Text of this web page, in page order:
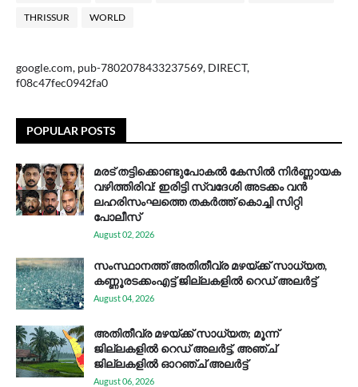
THRISSUR WORLD
google.com, pub-7802078433237569, DIRECT,
f08c47fec0942fa0
POPULAR POSTS
മരട് തട്ടിക്കൊണ്ടുപോകൽ കേസിൽ നിർണ്ണായക
വഴിത്തിരിവ്: ഇരിട്ടി സ്വദേശി അടക്കം വൻ
ലഹരിസംഘത്തെ തകർത്ത് കൊച്ചി സിറ്റി
പോലീസ്
August 02, 2026
സം​സ്ഥാ​ന​ത്ത് അ​തി​തീ​വ്ര മ​ഴ​യ്ക്ക് സാ​ധ്യ​ത,
കണ്ണൂരടക്കംഎ​ട്ട് ജി​ല്ല​ക​ളി​ൽ റെ​ഡ് അ​ലർ​ട്ട്
August 04, 2026
അതിതീവ്ര മഴയ്ക്ക് സാധ്യത; മൂന്ന്
ജില്ലകളിൽ റെഡ് അലർട്ട്, അഞ്ച്
ജില്ലകളിൽ ഓറഞ്ച് അലർട്ട്
August 06, 2026